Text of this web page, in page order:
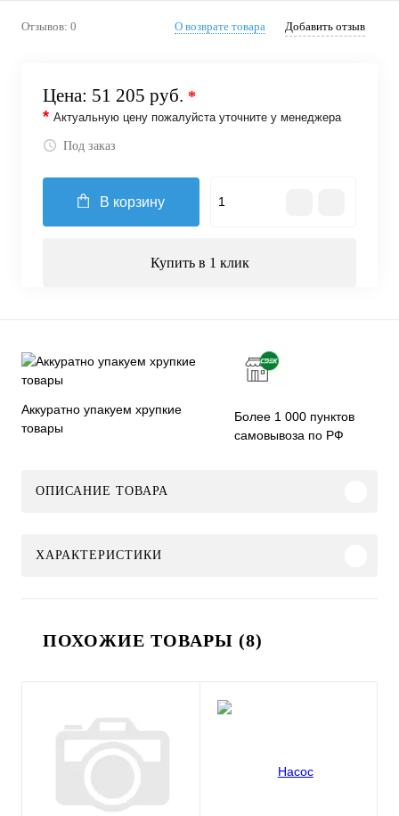
Отзывов: 0 О возврате товара Добавить отзыв
Цена: 51 205 руб. *
* Актуальную цену пожалуйста уточните у менеджера
Под заказ
В корзину
Купить в 1 клик
Аккуратно упакуем хрупкие
товары
Более 1 000 пунктов
самовывоза по РФ
ОПИСАНИЕ ТОВАРА
ХАРАКТЕРИСТИКИ
ПОХОЖИЕ ТОВАРЫ (8)